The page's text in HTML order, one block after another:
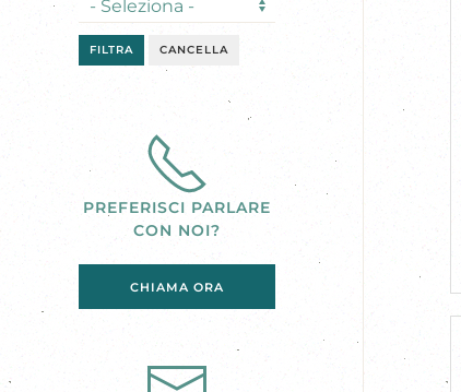
FILTRA CANCELLA
PREFERISCI PARLARE
CON NOI?
CHIAMA ORA